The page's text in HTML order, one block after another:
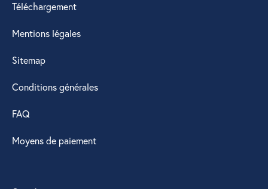
Téléchargement
Mentions légales
Sitemap
Conditions générales
FAQ
Moyens de paiement